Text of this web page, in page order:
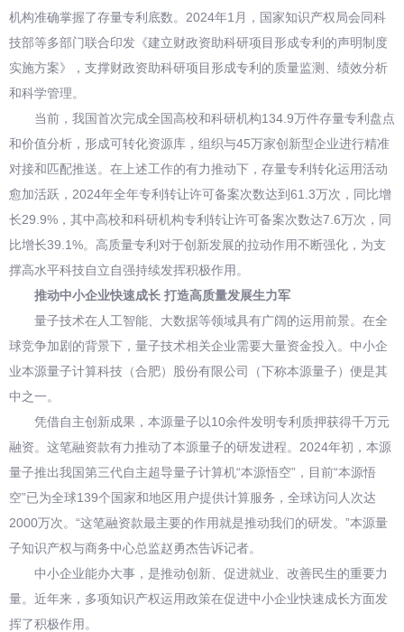
机构准确掌握了存量专利底数。2024年1月，国家知识产权局会同科
技部等多部门联合印发《建立财政资助科研项目形成专利的声明制度
实施方案》，支撑财政资助科研项目形成专利的质量监测、绩效分析
和科学管理。
当前，我国首次完成全国高校和科研机构134.9万件存量专利盘点
和价值分析，形成可转化资源库，组织与45万家创新型企业进行精准
对接和匹配推送。在上述工作的有力推动下，存量专利转化运用活动
愈加活跃，2024年全年专利转让许可备案次数达到61.3万次，同比增
长29.9%，其中高校和科研机构专利转让许可备案次数达7.6万次，同
比增长39.1%。高质量专利对于创新发展的拉动作用不断强化，为支
撑高水平科技自立自强持续发挥积极作用。
推动中小企业快速成长 打造高质量发展生力军
量子技术在人工智能、大数据等领域具有广阔的运用前景。在全
球竞争加剧的背景下，量子技术相关企业需要大量资金投入。中小企
业本源量子计算科技（合肥）股份有限公司（下称本源量子）便是其
中之一。
凭借自主创新成果，本源量子以10余件发明专利质押获得千万元
融资。这笔融资款有力推动了本源量子的研发进程。2024年初，本源
量子推出我国第三代自主超导量子计算机“本源悟空”，目前“本源悟
空”已为全球139个国家和地区用户提供计算服务，全球访问人次达
2000万次。“这笔融资款最主要的作用就是推动我们的研发。”本源量
子知识产权与商务中心总监赵勇杰告诉记者。
中小企业能办大事，是推动创新、促进就业、改善民生的重要力
量。近年来，多项知识产权运用政策在促进中小企业快速成长方面发
挥了积极作用。